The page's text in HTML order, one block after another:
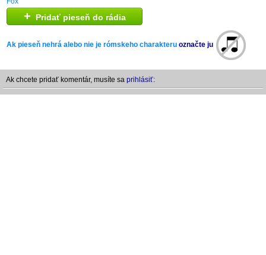
+ Pridať pieseň do rádia
Ak pieseň nehrá alebo nie je rómskeho charakteru označte ju
Ak chcete pridať komentár, musíte sa prihlásiť: